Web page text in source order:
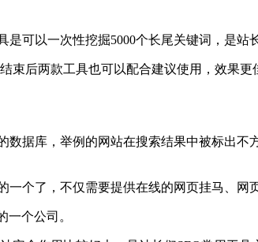
可以一次性挖掘5000个长尾关键词，是站
束后两款工具也可以配合建议使用，效果更
据库，举例的网站在搜索结果中被标出不
个了，不仅需要提供在线的网页挂马、网
个公司。